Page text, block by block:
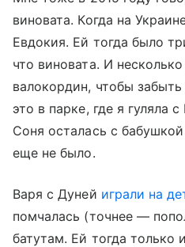
виновата. Когда на
Евдокия. Ей тогда было
что виновата. И
валокордин, чтобы
это в парке, где я гуляла
Соня осталась с
еще не было.
Варя с Дуней играли на
помчалась (точнее —
батутам. Ей тогда только